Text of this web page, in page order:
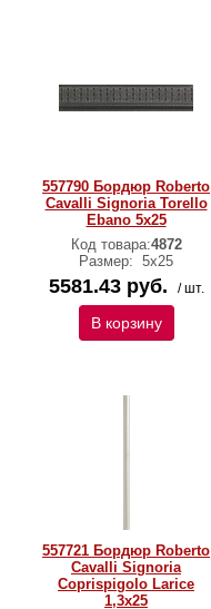
557790 Бордюр Roberto
Cavalli Signoria Torello
Ebano 5x25
Код товара:4872
Размер: 5x25
5581.43 руб. / шт.
В корзину
557721 Бордюр Roberto
Cavalli Signoria
Coprispigolo Larice
1,3x25